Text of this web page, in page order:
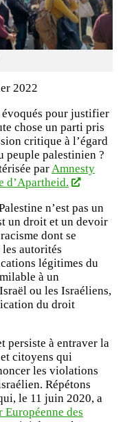
2022
pour justifier
chose un parti pris
critique à l’égard
peuple palestinien ?
parAmnesty
d’Apartheid.
n’est pas un
un droit et un devoir
dont se
autorités
légitimes du
à un
ou les Israéliens,
du droit
persiste à entraver la
citoyens qui
les violations
Répétons
le 11 juin 2020, a
Européenne des